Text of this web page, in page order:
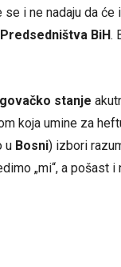
se i ne nadaju da će
Predsedništva BiH.
stanje
koja umine za
u Bosni) izbori
„mi“, a pošast